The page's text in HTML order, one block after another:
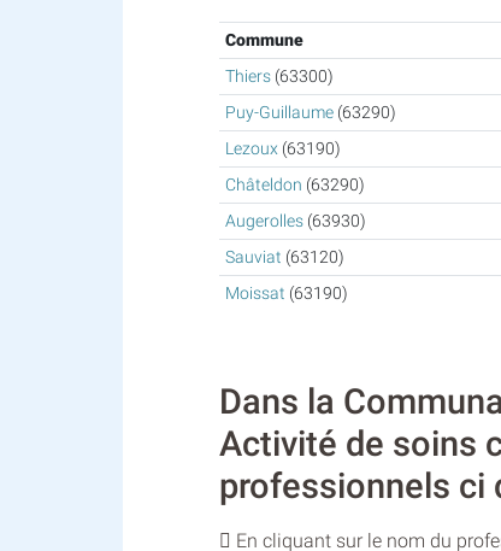
Commune
Thiers(63300)
Puy-Guillaume(63290)
Lezoux(63190)
Châteldon (63290)
Augerolles(63930)
Sauviat (63120)
Moissat (63190)
Dans la
Activité de soins
professionnels ci
En cliquant sur le nom du